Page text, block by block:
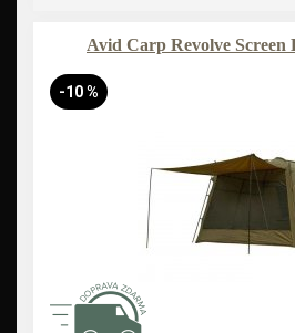
Avid Carp Revolve Screen
-10 %